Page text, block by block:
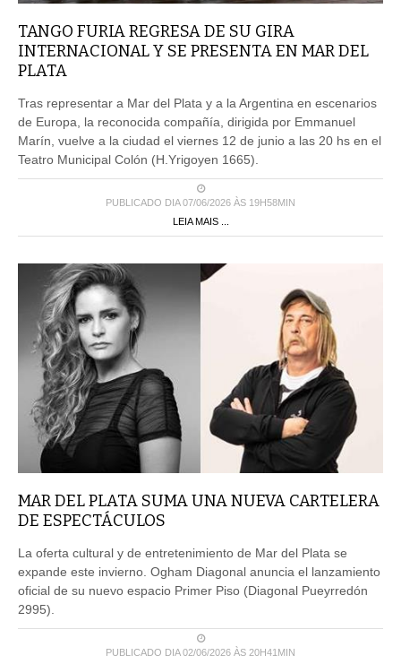
TANGO FURIA REGRESA DE SU GIRA
INTERNACIONAL Y SE PRESENTA EN MAR DEL
PLATA
Tras representar a Mar del Plata y a la Argentina en escenarios
de Europa, la reconocida compañía, dirigida por Emmanuel
Marín, vuelve a la ciudad el viernes 12 de junio a las 20 hs en el
Teatro Municipal Colón (H.Yrigoyen 1665).
PUBLICADO DIA 07/06/2026 ÀS 19H58MIN
LEIA MAIS ...
MAR DEL PLATA SUMA UNA NUEVA CARTELERA
DE ESPECTÁCULOS
La oferta cultural y de entretenimiento de Mar del Plata se
expande este invierno. Ogham Diagonal anuncia el lanzamiento
oficial de su nuevo espacio Primer Piso (Diagonal Pueyrredón
2995).
PUBLICADO DIA 02/06/2026 ÀS 20H41MIN